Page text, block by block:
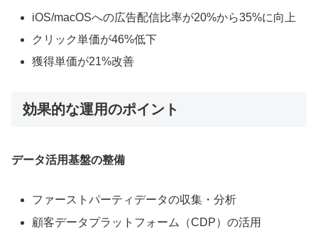
iOS/macOSへの広告配信比率が20%から35%に向上
クリック単価が46%低下
獲得単価が21%改善
効果的な運用のポイント
データ活用基盤の整備
ファーストパーティデータの収集・分析
顧客データプラットフォーム（CDP）の活用